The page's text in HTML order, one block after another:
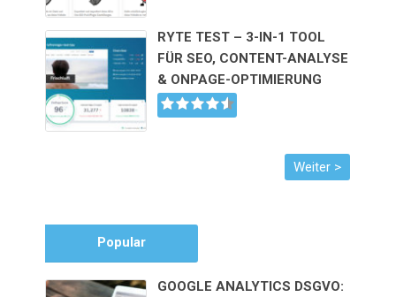
RYTE TEST – 3-IN-1 TOOL
FÜR SEO, CONTENT-ANALYSE
& ONPAGE-OPTIMIERUNG
Popular
GOOGLE ANALYTICS DSGVO: